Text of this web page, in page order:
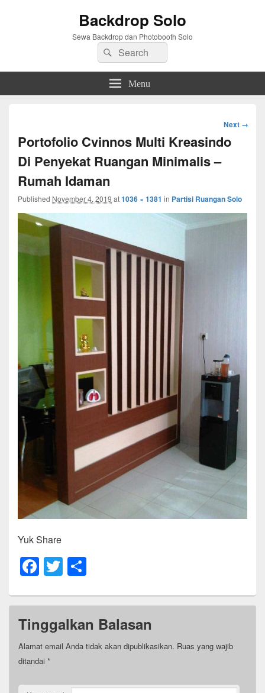
Backdrop Solo
Sewa Backdrop dan Photobooth Solo
Search
for:
Search
Menu
Image
navigation
Next →
Portofolio Cvinnos Multi Kreasindo
Di Penyekat Ruangan Minimalis –
Rumah Idaman
Published November 4, 2019 at1036 × 1381 in Partisi Ruangan Solo
Yuk Share
F
a
c
e
b
o
o
T
wi
tt
er
ar
e
Tinggalkan Balasan
Alamat email Anda tidak akan dipublikasikan. Ruas yang wajib
ditandai *